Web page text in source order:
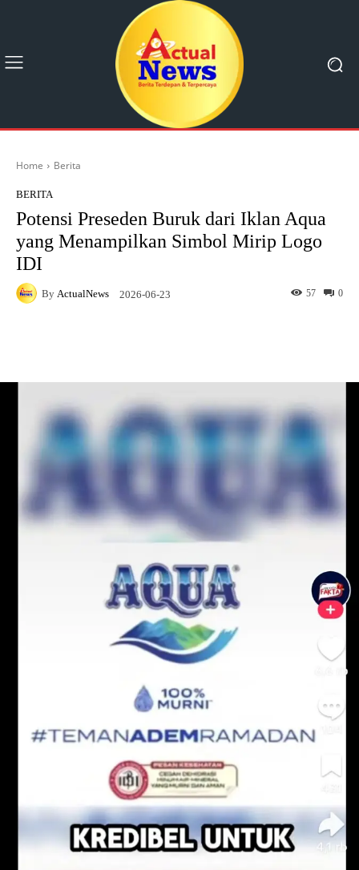
Home Berita
BERITA
Potensi Preseden Buruk dari Iklan Aqua
yang Menampilkan Simbol Mirip Logo
IDI
By ActualNews 2026-06-23 0
57